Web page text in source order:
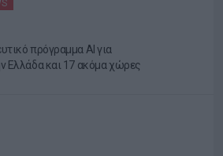
πρόγραμμα AI για
Ελλάδα και 17 ακόμα χώρες